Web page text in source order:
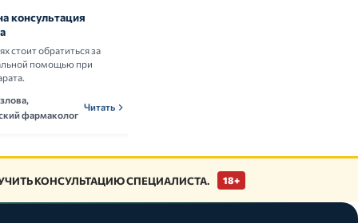
консультация
стоит обратиться за
помощью при
фармаколог
Читать
КОНСУЛЬТАЦИЮ СПЕЦИАЛИСТА. 18+